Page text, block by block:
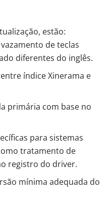
estão:
de teclas
diferentes do inglês.
índice Xinerama e
primária com base no
para sistemas
tratamento de
registro do driver.
mínima adequada do